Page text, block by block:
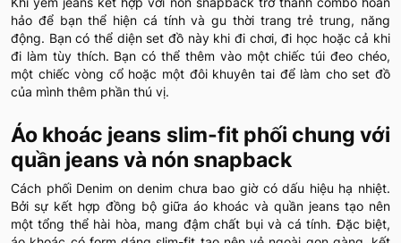
hảo để bạn thể hiện cá tính và gu thời trang trẻ trung, năng
động. Bạn có thể diện set đồ này khi đi chơi, đi học hoặc cả khi
đi làm tùy thích. Bạn có thể thêm vào một chiếc túi đeo chéo,
một chiếc vòng cổ hoặc một đôi khuyên tai để làm cho set đồ
của mình thêm phần thú vị.
Áo khoác jeans slim-fit phối chung với
quần jeans và nón snapback
Cách phối Denim on denim chưa bao giờ có dấu hiệu hạ nhiệt.
Bởi sự kết hợp đồng bộ giữa áo khoác và quần jeans tạo nên
một tổng thể hài hòa, mang đậm chất bụi và cá tính. Đặc biệt,